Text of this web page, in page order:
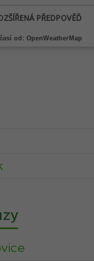
PŘEDPOVĚĎ
od: OpenWeatherMap